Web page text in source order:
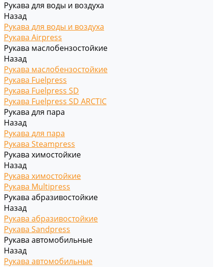
Рукава для воды и воздуха
Назад
Рукава для воды и воздуха
Рукава Airpress
Рукава маслобензостойкие
Назад
Рукава маслобензостойкие
Рукава Fuelpress
Рукава Fuelpress SD
Рукава Fuelpress SD ARCTIC
Рукава для пара
Назад
Рукава для пара
Рукава Steampress
Рукава химостойкие
Назад
Рукава химостойкие
Рукава Multipress
Рукава абразивостойкие
Назад
Рукава абразивостойкие
Рукава Sandpress
Рукава автомобильные
Назад
Рукава автомобильные